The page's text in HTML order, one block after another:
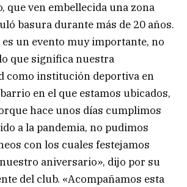
que ven embellecida una zona
basura durante más de 20 años.
un evento muy importante, no
que significa nuestra
como institución deportiva en
en el que estamos ubicados,
hace unos días cumplimos
a la pandemia, no pudimos
con los cuales festejamos
aniversario», dijo por su
del club. «Acompañamos esta